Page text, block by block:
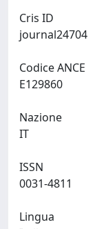
Cris ID
Codice ANCE
Nazione
ISSN
Lingua